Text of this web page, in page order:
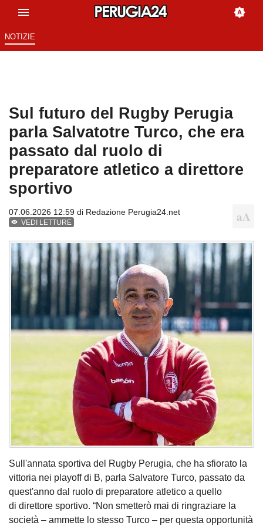
NOTIZIE
Sul futuro del Rugby Perugia
parla Salvatotre Turco, che era
passato dal ruolo di
preparatore atletico a direttore
sportivo
07.06.2026 12:59 di Redazione Perugia24.net
VEDI LETTURE
Sull'annata sportiva del Rugby Perugia, che ha sfiorato la
vittoria nei playoff di B, parla Salvatore Turco, passato da
quest'anno dal ruolo di preparatore atletico a quello
di direttore sportivo. “Non smetterò mai di ringraziare la
società – ammette lo stesso Turco – per questa opportunità